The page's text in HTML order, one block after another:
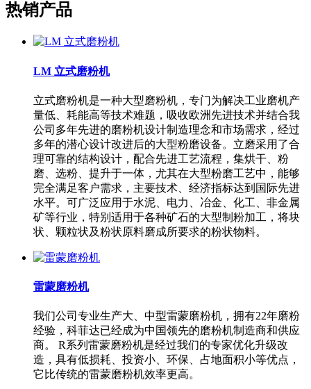
热销产品
LM 立式磨粉机
立式磨粉机是一种大型磨粉机，专门为解决工业磨机产
量低、耗能高等技术难题，吸收欧洲先进技术并结合我
公司多年先进的磨粉机设计制造理念和市场需求，经过
多年的潜心设计改进后的大型粉磨设备。立磨采用了合
理可靠的结构设计，配合先进工艺流程，集烘干、粉
磨、选粉、提升于一体，尤其在大型粉磨工艺中，能够
完全满足客户需求，主要技术、经济指标达到国际先进
水平。可广泛应用于水泥、电力、冶金、化工、非金属
矿等行业，特别适用于各种矿石的大型制粉加工，将块
状、颗粒状及粉状原料磨成所要求的粉状物料。
雷蒙磨粉机
我们公司专业生产大、中型雷蒙磨粉机，拥有22年磨粉
经验，科菲达已经成为中国领先的磨粉机制造商和供应
商。 R系列雷蒙磨粉机是经过我们的专家优化升级改
造，具有低损耗、投资小、环保、占地面积小等优点，
它比传统的雷蒙磨粉机效率更高。